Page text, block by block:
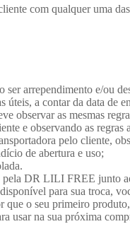
com qualquer uma
arrependimento e/ou
úteis, a contar da data de
observar as mesmas
e observando as
pelo cliente,
de abertura e uso;
pela DR LILI FREE junto
para sua troca,
o seu primeiro
usar na sua próxima